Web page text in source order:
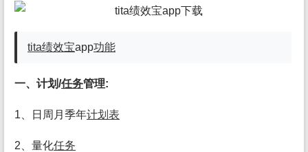
tita绩效宝app功能
一、计划/任务管理:
1、日周月季年计划表
2、量化任务